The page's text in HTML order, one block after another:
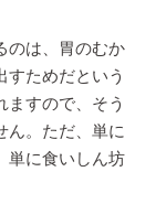
のは、胃のむか
すためだという
ますので、そう
ん。ただ、単に
単に食いしん坊